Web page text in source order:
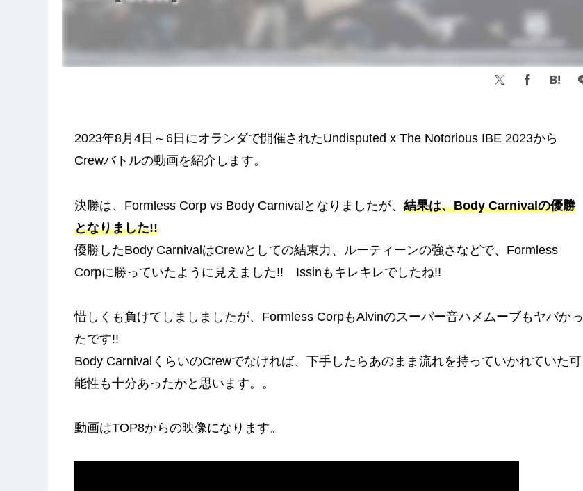
2023年8月4日～6日にオランダで開催されたUndisputed x The Notorious IBE 2023から
Crewバトルの動画を紹介します。
決勝は、Formless Corp vs Body Carnivalとなりましたが、 結果は、Body Carnivalの優勝
となりました!!
優勝したBody CarnivalはCrewとしての結束力、ルーティーンの強さなどで、Formless
Corpに勝っていたように見えました!! Issinもキレキレでしたね!!
惜しくも負けてしましましたが、Formless CorpもAlvinのスーパー音ハメムーブもヤバかっ
たです!!
Body CarnivalくらいのCrewでなければ、下手したらあのまま流れを持っていかれていた可
能性も十分あったかと思います。。
動画はTOP8からの映像になります。